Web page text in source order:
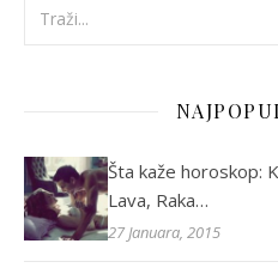
Šta kaže horoskop:
Lava, Raka…
27 Januara, 2015